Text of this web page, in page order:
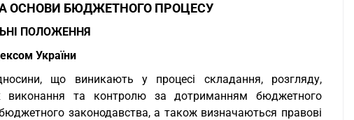
ОСНОВИ БЮДЖЕТНОГО ПРОЦЕСУ
ПОЛОЖЕННЯ
України
що виникають у процесі складання, розгляду,
виконання та контролю за дотриманням бюджетного
законодавства, а також визначаються правові